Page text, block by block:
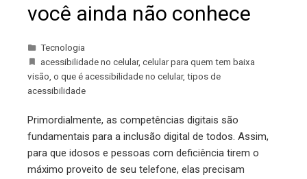
você ainda não conhece
Tecnologia
acessibilidade no celular, celular para quem tem baixa
visão, o que é acessibilidade no celular, tipos de
acessibilidade
Primordialmente, as competências digitais são
fundamentais para a inclusão digital de todos. Assim,
para que idosos e pessoas com deficiência tirem o
máximo proveito de seu telefone, elas precisam